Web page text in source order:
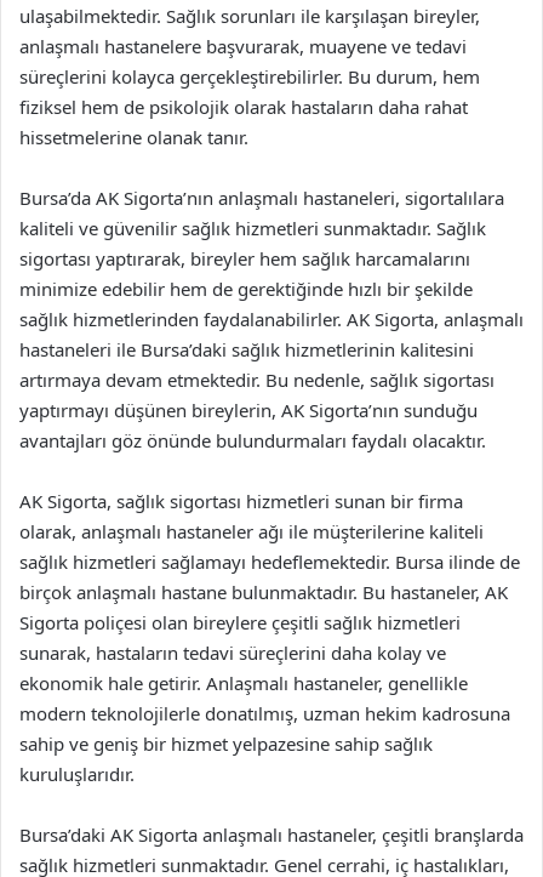
ulaşabilmektedir. Sağlık sorunları ile karşılaşan bireyler,
anlaşmalı hastanelere başvurarak, muayene ve tedavi
süreçlerini kolayca gerçekleştirebilirler. Bu durum, hem
fiziksel hem de psikolojik olarak hastaların daha rahat
hissetmelerine olanak tanır.
Bursa’da AK Sigorta’nın anlaşmalı hastaneleri, sigortalılara
kaliteli ve güvenilir sağlık hizmetleri sunmaktadır. Sağlık
sigortası yaptırarak, bireyler hem sağlık harcamalarını
minimize edebilir hem de gerektiğinde hızlı bir şekilde
sağlık hizmetlerinden faydalanabilirler. AK Sigorta, anlaşmalı
hastaneleri ile Bursa’daki sağlık hizmetlerinin kalitesini
artırmaya devam etmektedir. Bu nedenle, sağlık sigortası
yaptırmayı düşünen bireylerin, AK Sigorta’nın sunduğu
avantajları göz önünde bulundurmaları faydalı olacaktır.
AK Sigorta, sağlık sigortası hizmetleri sunan bir firma
olarak, anlaşmalı hastaneler ağı ile müşterilerine kaliteli
sağlık hizmetleri sağlamayı hedeflemektedir. Bursa ilinde de
birçok anlaşmalı hastane bulunmaktadır. Bu hastaneler, AK
Sigorta poliçesi olan bireylere çeşitli sağlık hizmetleri
sunarak, hastaların tedavi süreçlerini daha kolay ve
ekonomik hale getirir. Anlaşmalı hastaneler, genellikle
modern teknolojilerle donatılmış, uzman hekim kadrosuna
sahip ve geniş bir hizmet yelpazesine sahip sağlık
kuruluşlarıdır.
Bursa’daki AK Sigorta anlaşmalı hastaneler, çeşitli branşlarda
sağlık hizmetleri sunmaktadır. Genel cerrahi, iç hastalıkları,